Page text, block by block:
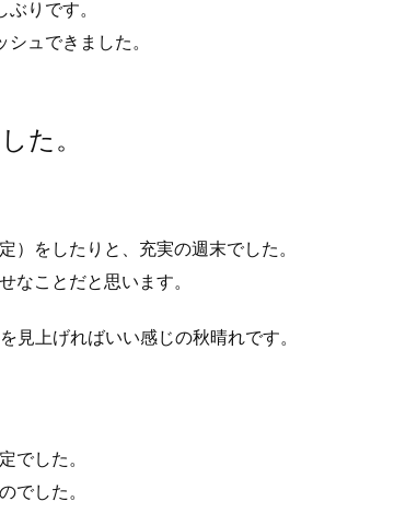
りです。
ュできました。
た。
）をしたりと、充実の週末でした。
なことだと思います。
見上げればいい感じの秋晴れです。
でした。
でした。